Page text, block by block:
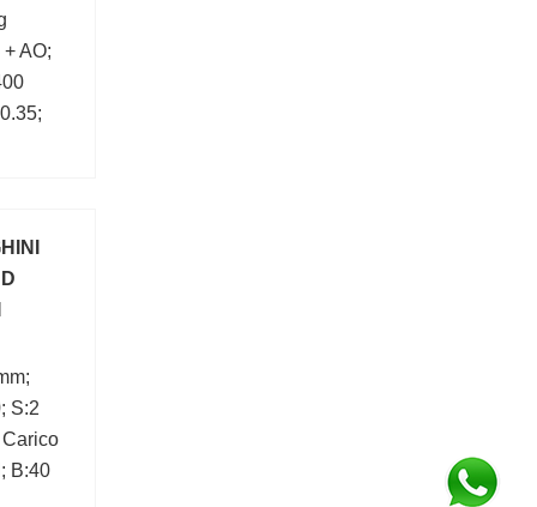
AO;
S:2
Carico
B:40